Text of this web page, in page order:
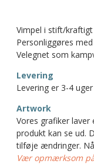
Vimpel i stift/
Personliggøres
Velegnet som
Levering
Levering er 3-4
Artwork
Vores grafiker
produkt kan se ud.
tilføje ændringer.
Vær opmærksom